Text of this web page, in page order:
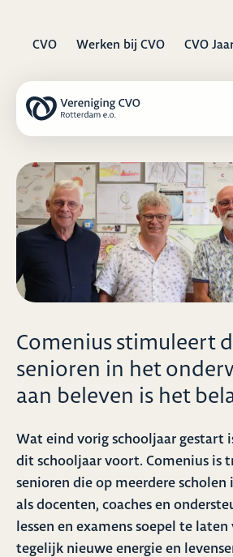
CVO Werken bij CVO CVO
Comenius stimuleert
senioren in het
aan beleven is het
Wat eind vorig schooljaar gestart
dit schooljaar voort. Comenius is
senioren die op meerdere
als docenten, coaches en
lessen en examens soepel te
tegelijk nieuwe energie en